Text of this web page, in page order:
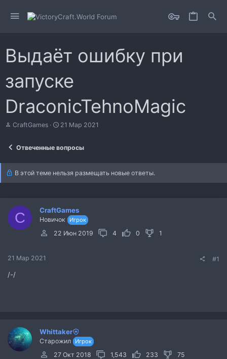
Выдаёт ошибку при
запуске
DraconicTehnoMagic
А
е
м
CraftGames
Д
а
ч
а
21 Мар 2021
Отвеченные вопросы
В этой теме нельзя размещать новые ответы.
C CraftGames
Новичок Игрок
22 Июн 2019 4 0 1
21 Мар 2021 #1
/-/
Whittaker
Старожил Игрок
27 Окт 2018 1,543 233 75